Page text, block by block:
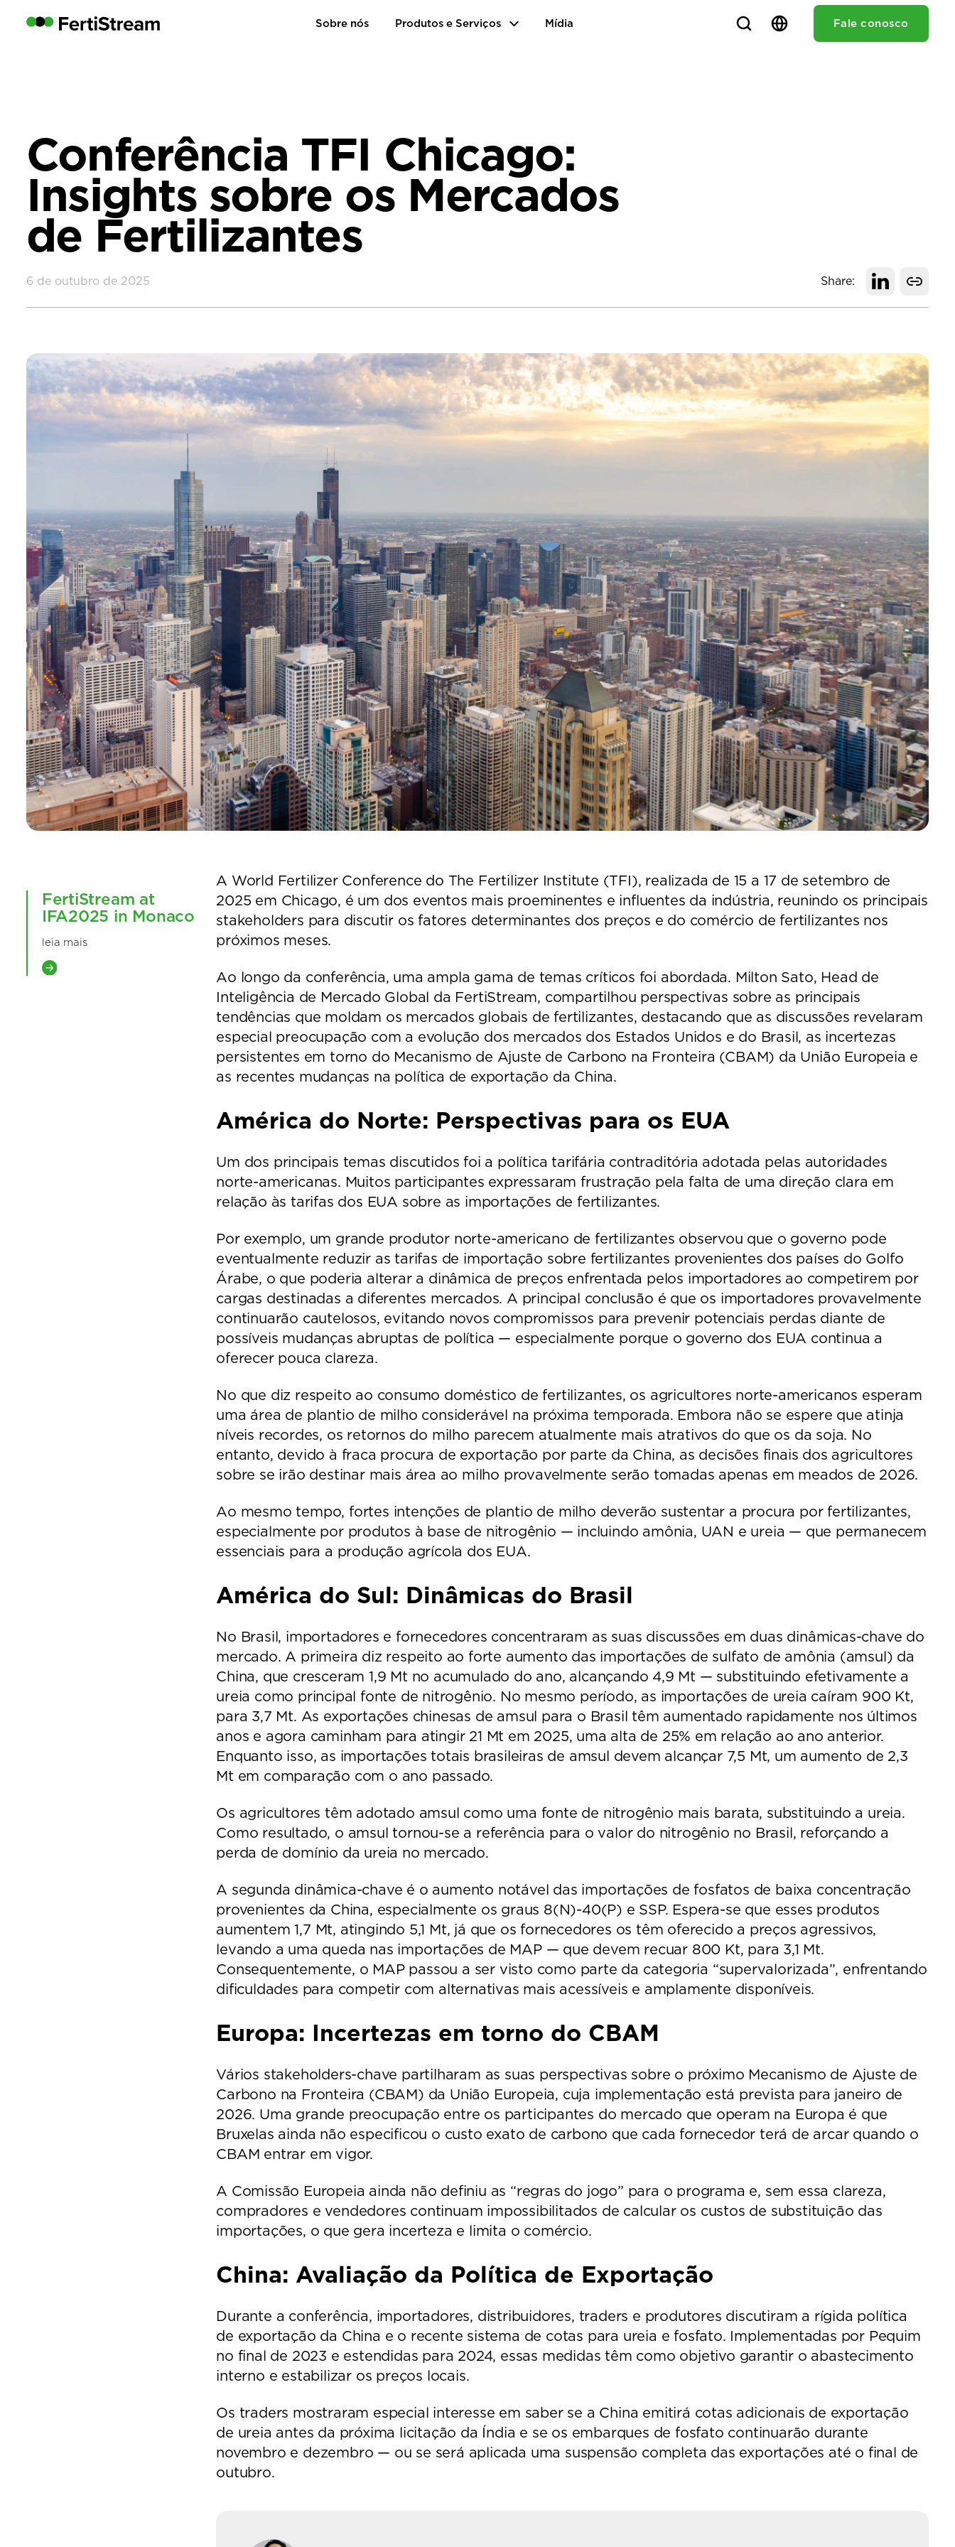
Sobre nós Produtos e Serviços Mídia Fale conosco
Conferência TFI Chicago:
Insights sobre os Mercados
de Fertilizantes
6 de outubro de 2025 Share:
FertiStream at
IFA2025 in Monaco
leia mais
A World Fertilizer Conference do The Fertilizer Institute (TFI), realizada de 15 a 17 de setembro de
2025 em Chicago, é um dos eventos mais proeminentes e influentes da indústria, reunindo os principais
stakeholders para discutir os fatores determinantes dos preços e do comércio de fertilizantes nos
próximos meses.
Ao longo da conferência, uma ampla gama de temas críticos foi abordada. Milton Sato, Head de
Inteligência de Mercado Global da FertiStream, compartilhou perspectivas sobre as principais
tendências que moldam os mercados globais de fertilizantes, destacando que as discussões revelaram
especial preocupação com a evolução dos mercados dos Estados Unidos e do Brasil, as incertezas
persistentes em torno do Mecanismo de Ajuste de Carbono na Fronteira (CBAM) da União Europeia e
as recentes mudanças na política de exportação da China.
América do Norte: Perspectivas para os EUA
Um dos principais temas discutidos foi a política tarifária contraditória adotada pelas autoridades
norte-americanas. Muitos participantes expressaram frustração pela falta de uma direção clara em
relação às tarifas dos EUA sobre as importações de fertilizantes.
Por exemplo, um grande produtor norte-americano de fertilizantes observou que o governo pode
eventualmente reduzir as tarifas de importação sobre fertilizantes provenientes dos países do Golfo
Árabe, o que poderia alterar a dinâmica de preços enfrentada pelos importadores ao competirem por
cargas destinadas a diferentes mercados. A principal conclusão é que os importadores provavelmente
continuarão cautelosos, evitando novos compromissos para prevenir potenciais perdas diante de
possíveis mudanças abruptas de política — especialmente porque o governo dos EUA continua a
oferecer pouca clareza.
No que diz respeito ao consumo doméstico de fertilizantes, os agricultores norte-americanos esperam
uma área de plantio de milho considerável na próxima temporada. Embora não se espere que atinja
níveis recordes, os retornos do milho parecem atualmente mais atrativos do que os da soja. No
entanto, devido à fraca procura de exportação por parte da China, as decisões finais dos agricultores
sobre se irão destinar mais área ao milho provavelmente serão tomadas apenas em meados de 2026.
Ao mesmo tempo, fortes intenções de plantio de milho deverão sustentar a procura por fertilizantes,
especialmente por produtos à base de nitrogênio — incluindo amônia, UAN e ureia — que permanecem
essenciais para a produção agrícola dos EUA.
América do Sul: Dinâmicas do Brasil
No Brasil, importadores e fornecedores concentraram as suas discussões em duas dinâmicas-chave do
mercado. A primeira diz respeito ao forte aumento das importações de sulfato de amônia (amsul) da
China, que cresceram 1,9 Mt no acumulado do ano, alcançando 4,9 Mt — substituindo efetivamente a
ureia como principal fonte de nitrogênio. No mesmo período, as importações de ureia caíram 900 Kt,
para 3,7 Mt. As exportações chinesas de amsul para o Brasil têm aumentado rapidamente nos últimos
anos e agora caminham para atingir 21 Mt em 2025, uma alta de 25% em relação ao ano anterior.
Enquanto isso, as importações totais brasileiras de amsul devem alcançar 7,5 Mt, um aumento de 2,3
Mt em comparação com o ano passado.
Os agricultores têm adotado amsul como uma fonte de nitrogênio mais barata, substituindo a ureia.
Como resultado, o amsul tornou-se a referência para o valor do nitrogênio no Brasil, reforçando a
perda de domínio da ureia no mercado.
A segunda dinâmica-chave é o aumento notável das importações de fosfatos de baixa concentração
provenientes da China, especialmente os graus 8(N)-40(P) e SSP. Espera-se que esses produtos
aumentem 1,7 Mt, atingindo 5,1 Mt, já que os fornecedores os têm oferecido a preços agressivos,
levando a uma queda nas importações de MAP — que devem recuar 800 Kt, para 3,1 Mt.
Consequentemente, o MAP passou a ser visto como parte da categoria “supervalorizada”, enfrentando
dificuldades para competir com alternativas mais acessíveis e amplamente disponíveis.
Europa: Incertezas em torno do CBAM
Vários stakeholders-chave partilharam as suas perspectivas sobre o próximo Mecanismo de Ajuste de
Carbono na Fronteira (CBAM) da União Europeia, cuja implementação está prevista para janeiro de
2026. Uma grande preocupação entre os participantes do mercado que operam na Europa é que
Bruxelas ainda não especificou o custo exato de carbono que cada fornecedor terá de arcar quando o
CBAM entrar em vigor.
A Comissão Europeia ainda não definiu as “regras do jogo” para o programa e, sem essa clareza,
compradores e vendedores continuam impossibilitados de calcular os custos de substituição das
importações, o que gera incerteza e limita o comércio.
China: Avaliação da Política de Exportação
Durante a conferência, importadores, distribuidores, traders e produtores discutiram a rígida política
de exportação da China e o recente sistema de cotas para ureia e fosfato. Implementadas por Pequim
no final de 2023 e estendidas para 2024, essas medidas têm como objetivo garantir o abastecimento
interno e estabilizar os preços locais.
Os traders mostraram especial interesse em saber se a China emitirá cotas adicionais de exportação
de ureia antes da próxima licitação da Índia e se os embarques de fosfato continuarão durante
novembro e dezembro — ou se será aplicada uma suspensão completa das exportações até o final de
outubro.